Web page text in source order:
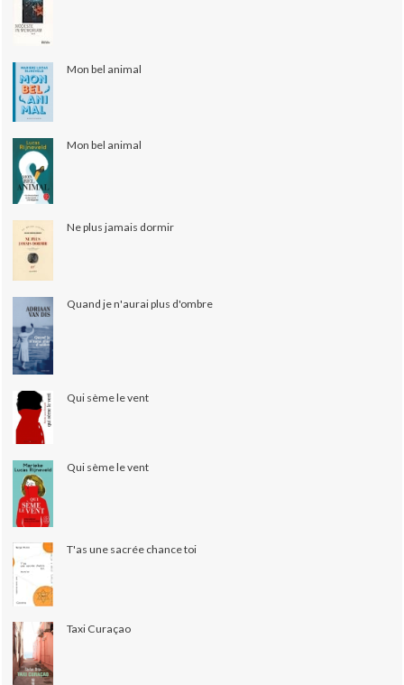
Mon bel animal
Mon bel animal
Ne plus jamais dormir
Quand je n'aurai plus d'ombre
Qui sème le vent
Qui sème le vent
T'as une sacrée chance toi
Taxi Curaçao